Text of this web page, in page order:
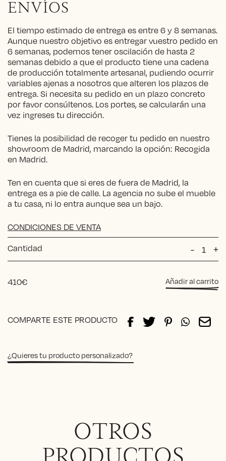
ENVÍOS
El tiempo estimado de entrega es entre 6 y 8 semanas.
Aunque nuestro objetivo es entregar vuestro pedido en
6 semanas, podemos tener oscilación de hasta 2
semanas debido a que el producto tiene una cadena
de producción totalmente artesanal, pudiendo ocurrir
variables ajenas a nosotros que alteren los plazos de
entrega. Si necesita su pedido en un plazo concreto
por favor consúltenos. Los portes, se calcularán una
vez ingreses tu dirección.
Tienes la posibilidad de recoger tu pedido en nuestro
showroom de Madrid, marcando la opción: Recogida
en Madrid.
Ten en cuenta que si eres de fuera de Madrid, la
entrega es a pie de calle. La agencia no sube el mueble
a tu casa, ni lo entra aunque sea un bajo.
CONDICIONES DE VENTA
Cantidad
-
Silla
MERI
ME25
+
410€ Añadir al carrito
COMPARTE ESTE PRODUCTO
¿Quieres tu producto personalizado?
OTROS